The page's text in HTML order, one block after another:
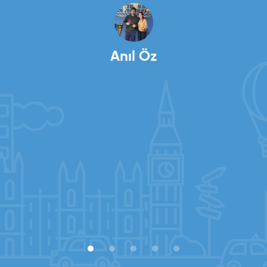
Anıl Öz
ardından 11’inci haftada vizemi aldım. Çok
mutluyum! Bu süreçte bana her konuda titizlikle
destek olan danışmanım Merve Ortakçı’ya ve tüm
Global Vizyon ailesine çok teşekkür ederim.